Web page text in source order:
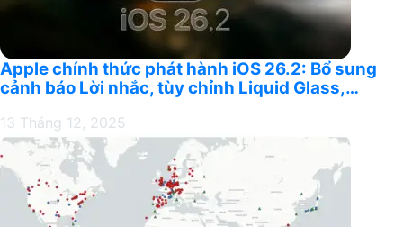
Apple chính thức phát hành iOS 26.2: Bổ sung
cảnh báo Lời nhắc, tùy chỉnh Liquid Glass,…
13 Tháng 12, 2025